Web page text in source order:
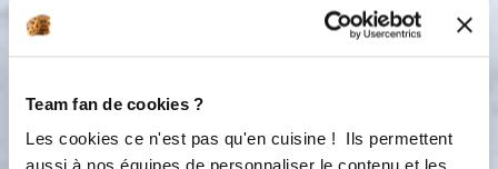
Team fan de cookies ?
Les cookies ce n'est pas qu'en cuisine ! Ils permettent
aussi à nos équipes de personnaliser le contenu et les
Dans un cul de poule battre un oeuf.
Mettre le chocolat à fondre au micro
fondu, le mélanger avec l'œuf et
laisser tiédir. Monter la crème au
batteur. L'incorporer au chocolat